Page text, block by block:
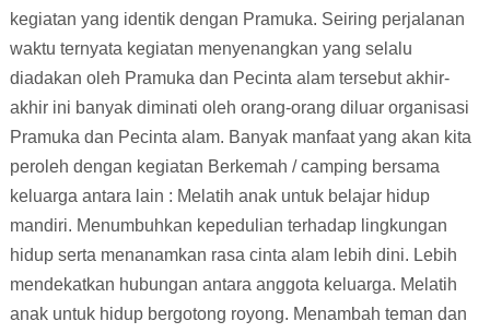
kegiatan yang identik dengan Pramuka. Seiring perjalanan
waktu ternyata kegiatan menyenangkan yang selalu
diadakan oleh Pramuka dan Pecinta alam tersebut akhir-
akhir ini banyak diminati oleh orang-orang diluar organisasi
Pramuka dan Pecinta alam. Banyak manfaat yang akan kita
peroleh dengan kegiatan Berkemah / camping bersama
keluarga antara lain : Melatih anak untuk belajar hidup
mandiri. Menumbuhkan kepedulian terhadap lingkungan
hidup serta menanamkan rasa cinta alam lebih dini. Lebih
mendekatkan hubungan antara anggota keluarga. Melatih
anak untuk hidup bergotong royong. Menambah teman dan